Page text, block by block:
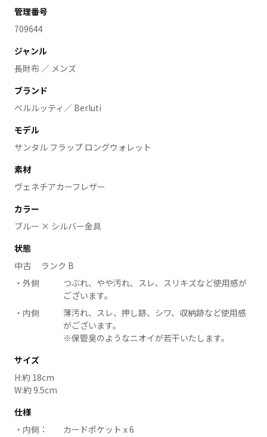
管理番号
709644
ジャンル
長財布 ／ メンズ
ブランド
ベルルッティ／ Berluti
モデル
サンタル フラップ ロングウォレット
素材
ヴェネチアカーフレザー
カラー
ブルー × シルバー金具
状態
中古 ランク B
外側
つぶれ、やや汚れ、スレ、スリキズなど使用感が
ございます。
内側
薄汚れ、スレ、押し跡、シワ、収納跡など使用感
がございます。
※保管臭のようなニオイが若干いたします。
サイズ
H:約 18cm
W:約 9.5cm
仕様
内側：
カードポケット x 6